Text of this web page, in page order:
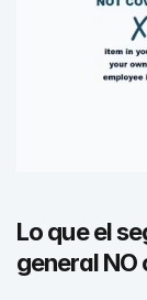
Lo que el
general NO